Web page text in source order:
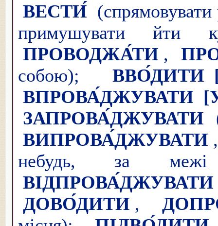
ВЕСТИ́
примушувати йти
ПРОВОДЖА́ТИ ,
собою);
ВВО́ДИТИ
ВПРОВА́ДЖУВАТИ
ЗАПРОВА́ДЖУВАТИ
ВИПРОВА́ДЖУВАТИ
небудь, за
ВІДПРОВА́ДЖУВАТИ
ДОВО́ДИТИ ,